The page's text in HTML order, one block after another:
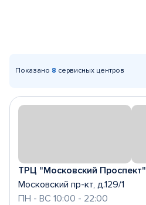
Показано 8 сервисных центров
ТРЦ "Московский Проспект"
Московский пр-кт, д.129/1
ПН - ВС 10:00 - 22:00